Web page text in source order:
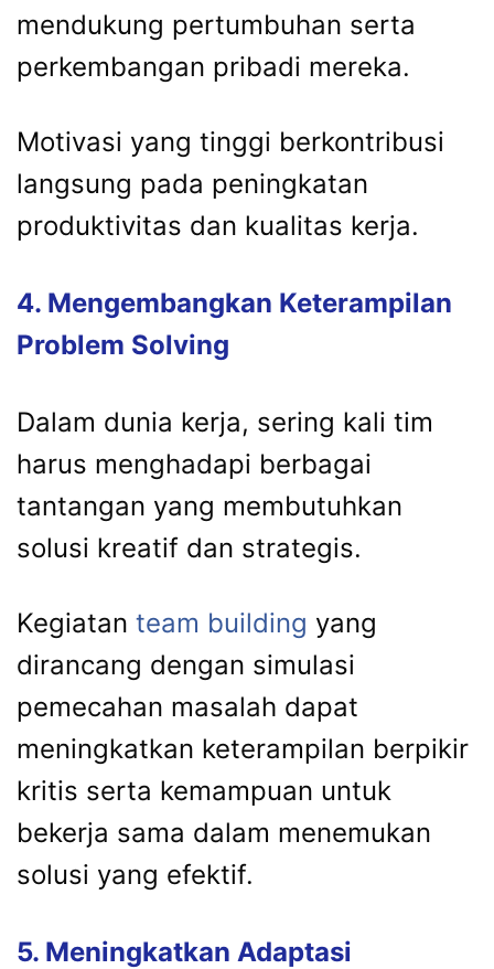
mendukung pertumbuhan serta
perkembangan pribadi mereka.
Motivasi yang tinggi berkontribusi
langsung pada peningkatan
produktivitas dan kualitas kerja.
4. Mengembangkan Keterampilan
Problem Solving
Dalam dunia kerja, sering kali tim
harus menghadapi berbagai
tantangan yang membutuhkan
solusi kreatif dan strategis.
Kegiatan team building yang
dirancang dengan simulasi
pemecahan masalah dapat
meningkatkan keterampilan berpikir
kritis serta kemampuan untuk
bekerja sama dalam menemukan
solusi yang efektif.
5. Meningkatkan Adaptasi